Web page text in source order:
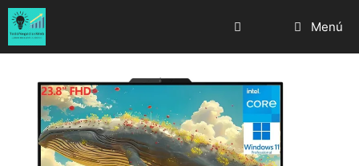
Saltar
al
contenido
Menú